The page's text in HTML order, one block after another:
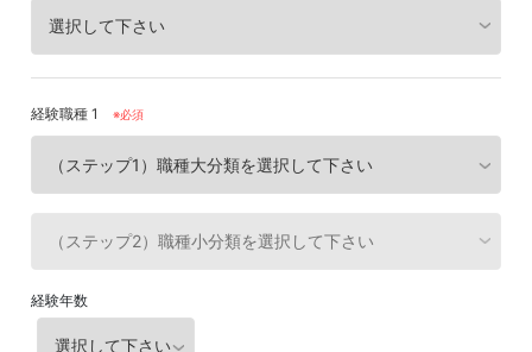
経験職種 1 ※必須
経験年数